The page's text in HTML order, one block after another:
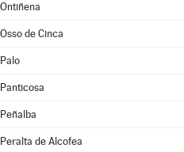
Ontiñena
Osso de Cinca
Palo
Panticosa
Peñalba
Peralta de Alcofea